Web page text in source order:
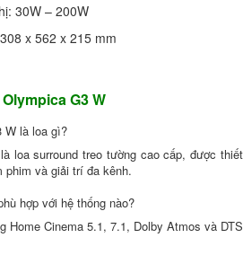
30W – 200W
x 562 x 215 mm
G3 W
W là loa gì?
loa surround treo tường cao cấp, được thiết
phim và giải trí đa kênh.
hợp với hệ thống nào?
Home Cinema 5.1, 7.1, Dolby Atmos và DTS